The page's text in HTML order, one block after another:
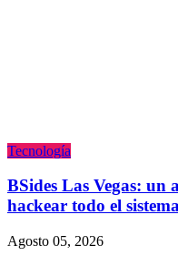
Tecnologí­a
BSides Las Vegas: un
hackear todo el
Agosto 05, 2026